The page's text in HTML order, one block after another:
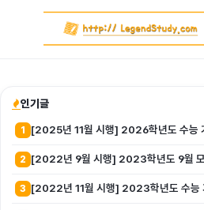
인기글
1 [2025년 11월 시행] 2026학년도 수능
2 [2022년 9월 시행] 2023학년도 9월
3 [2022년 11월 시행] 2023학년도 수능